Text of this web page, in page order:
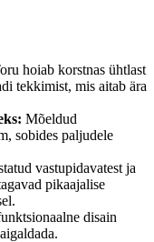
hoiab korstnas ühtlast
tekkimist, mis aitab ära
Mõeldud
sobides paljudele
vastupidavatest ja
pikaajalise
disain